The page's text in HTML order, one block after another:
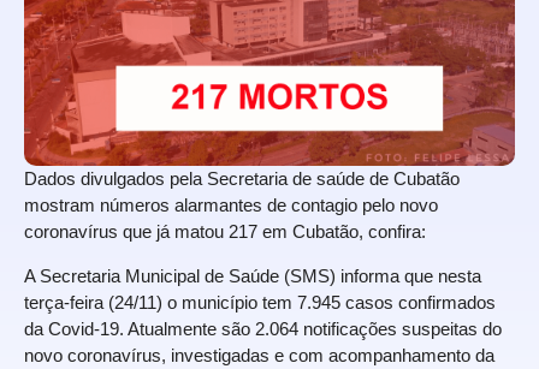
Dados divulgados pela Secretaria de saúde de Cubatão
mostram números alarmantes de contagio pelo novo
coronavírus que já matou 217 em Cubatão, confira:
A Secretaria Municipal de Saúde (SMS) informa que nesta
terça-feira (24/11) o município tem 7.945 casos confirmados
da Covid-19. Atualmente são 2.064 notificações suspeitas do
novo coronavírus, investigadas e com acompanhamento da